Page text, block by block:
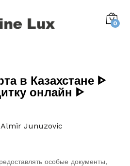
0
в Казахстане ᐈ
онлайн ᐈ
Almir Junuzovic
особые документы,